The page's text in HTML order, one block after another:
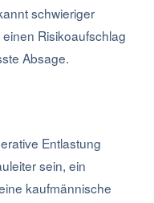
schwieriger
Risikoaufschlag
Absage.
Entlastung
sein, ein
kaufmännische